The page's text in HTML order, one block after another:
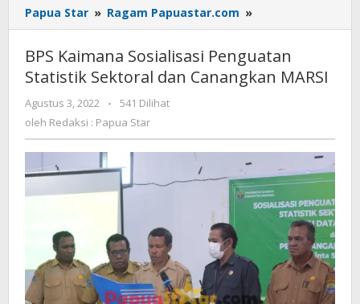
Papua Star » Ragam Papuastar.com »
Kaimana
Penguatan
Statistik
BPS Kaimana Sosialisasi Penguatan
Statistik Sektoral dan Canangkan MARSI
Agustus 3, 2022
oleh
Redaksi
Star
-
541 Dilihat
oleh Redaksi : Papua Star